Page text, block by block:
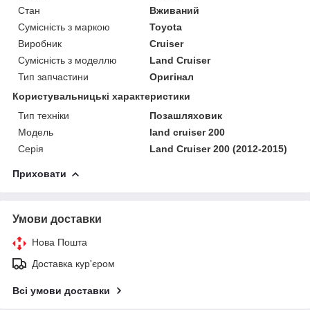
Стан
Вживаний
Сумісність з маркою
Toyota
Виробник
Cruiser
Сумісність з моделлю
Land Cruiser
Тип запчастини
Оригінал
Користувальницькі характеристики
Тип техніки
Позашляховик
Модель
land cruiser 200
Серія
Land Cruiser 200 (2012-2015)
Приховати
Умови доставки
Нова Пошта
Доставка кур'єром
Всі умови доставки